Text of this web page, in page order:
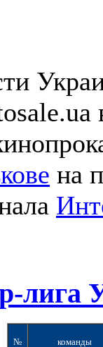
на
лига
№ команды